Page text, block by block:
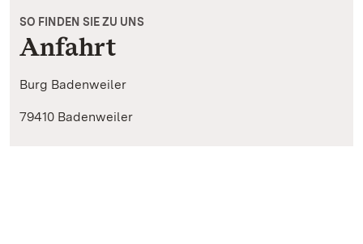
SO FINDEN SIE ZU UNS
Anfahrt
Burg Badenweiler
79410 Badenweiler